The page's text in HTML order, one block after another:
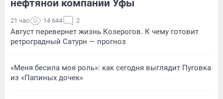
нефтяной компании Уфы
21 час 14 644 2
Август перевернет жизнь Козерогов. К чему готовит
ретроградный Сатурн — прогноз
«Меня бесила моя роль»: как сегодня выглядит Пуговка
из «Папиных дочек»